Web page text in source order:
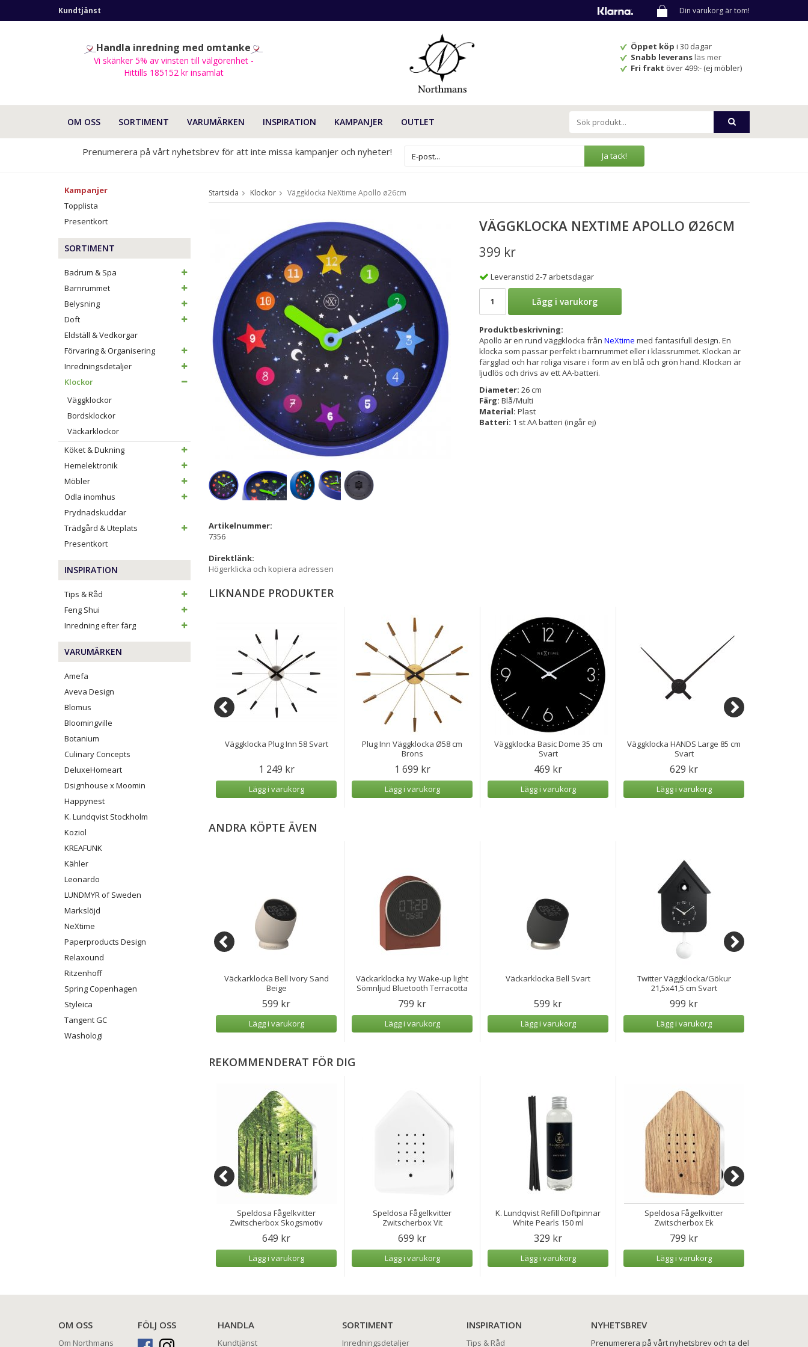
Kundtjänst Din varukorg är tom!
Öppet köpi 30 dagar
Snabb leverans läs mer
Fri frakt över 499:- (ej möbler)
Handla inredning med omtanke
Vi skänker 5% av vinsten till välgörenhet -
Hittills 185152 kr insamlat
OM OSS SORTIMENT VARUMÄRKEN INSPIRATION KAMPANJER OUTLET
Prenumerera på vårt nyhetsbrev för att inte missa kampanjer och nyheter! Ja tack!
Kampanjer
Topplista
Presentkort
SORTIMENT
Badrum & Spa
Barnrummet
Belysning
Doft
Eldställ & Vedkorgar
Förvaring & Organisering
Inredningsdetaljer
Klockor
Väggklockor
Bordsklockor
Väckarklockor
Köket & Dukning
Hemelektronik
Möbler
Odla inomhus
Prydnadskuddar
Trädgård & Uteplats
Presentkort
INSPIRATION
Tips & Råd
Feng Shui
Inredning efter färg
VARUMÄRKEN
Amefa
Aveva Design
Blomus
Bloomingville
Botanium
Culinary Concepts
DeluxeHomeart
Dsignhouse x Moomin
Happynest
K. Lundqvist Stockholm
Koziol
KREAFUNK
Kähler
Leonardo
LUNDMYR of Sweden
Markslöjd
NeXtime
Paperproducts Design
Relaxound
Ritzenhoff
Spring Copenhagen
Styleica
Tangent GC
Washologi
Startsida Klockor Väggklocka NeXtime Apollo ø26cm
VÄGGKLOCKA NEXTIME APOLLO Ø26CM
399 kr
Leveranstid 2-7 arbetsdagar
Lägg i varukorg
Produktbeskrivning:
Apollo är en rund väggklocka från NeXtime med fantasifull design. En
klocka som passar perfekt i barnrummet eller i klassrummet. Klockan är
färgglad och har roliga visare i form av en blå och grön hand. Klockan är
ljudlös och drivs av ett AA-batteri.
Diameter: 26 cm
Färg: Blå/Multi
Material: Plast
Batteri: 1 st AA batteri (ingår ej)
Artikelnummer:
7356
Direktlänk:
Högerklicka och kopiera adressen
LIKNANDE PRODUKTER
Twitter Väggklocka/Gökur
21,5x41,5 cm Grön
Lägg i varukorg
Väggklocka Plug Inn 58 Svart
1 249 kr
Lägg i varukorg
Plug Inn Väggklocka Ø58 cm
Brons
1 699 kr
Lägg i varukorg
Väggklocka Basic Dome 35 cm
Svart
469 kr
Lägg i varukorg
Väggklocka HANDS Large 85 cm
Svart
629 kr
Lägg i varukorg
ANDRA KÖPTE ÄVEN
Finesse nXt Väggklocka 30,5 cm
Krom
Väckarklocka Bell Ivory Sand
Beige
599 kr
Lägg i varukorg
Väckarklocka Ivy Wake-up light
Sömnljud Bluetooth Terracotta
799 kr
Lägg i varukorg
Väckarklocka Bell Svart
599 kr
Lägg i varukorg
Twitter Väggklocka/Gökur
21,5x41,5 cm Svart
999 kr
Lägg i varukorg
REKOMMENDERAT FÖR DIG
Speldosa Fågelkvitter
Zwitscherbox Skogsmotiv
649 kr
Lägg i varukorg
Speldosa Fågelkvitter
Zwitscherbox Vit
699 kr
Lägg i varukorg
K. Lundqvist Refill Doftpinnar
White Pearls 150 ml
329 kr
Lägg i varukorg
Speldosa Fågelkvitter
Zwitscherbox Ek
799 kr
Lägg i varukorg
OM OSS
Om Northmans
FÖLJ OSS HANDLA
Kundtjänst
SORTIMENT
Inredningsdetaljer
INSPIRATION
Tips & Råd
NYHETSBREV
Prenumerera på vårt nyhetsbrev och ta del